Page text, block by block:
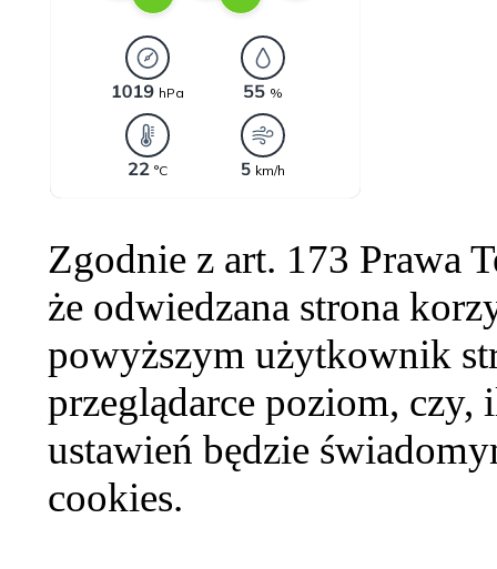
Zgodnie z art. 173 Prawa
że odwiedzana strona
powyższym użytkownik
przeglądarce poziom,
ustawień będzie
cookies.